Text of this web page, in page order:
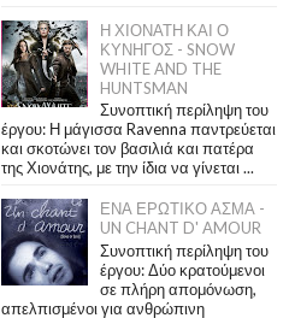
Η ΧΙΟΝΑΤΗ ΚΑΙ Ο
ΚΥΝΗΓΟΣ - SNOW
WHITE AND THE
HUNTSMAN
Συνοπτική περίληψη του
έργου: Η μάγισσα Ravenna παντρεύεται
και σκοτώνει τον βασιλιά και πατέρα
της Χιονάτης, με την ίδια να γίνεται ...
ΕΝΑ ΕΡΩΤΙΚΟ ΑΣΜΑ -
UN CHANT D' AMOUR
Συνοπτική περίληψη του
έργου: Δύο κρατούμενοι
σε πλήρη απομόνωση,
απελπισμένοι για ανθρώπινη